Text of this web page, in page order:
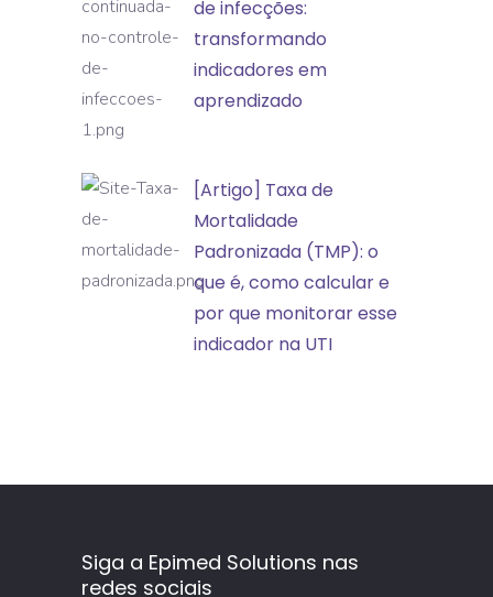
e
eventos
adversos
continuada
no
controle
de
infecções:
indicadores
em
aprendizado
de infecções:
transformando
indicadores em
aprendizado
[Artigo]
Taxa
de
Mortalidade
por
que
[Artigo] Taxa de
Mortalidade
Padronizada (TMP): o
que é, como calcular e
por que monitorar esse
indicador na UTI
Siga a Epimed Solutions nas
redes sociais